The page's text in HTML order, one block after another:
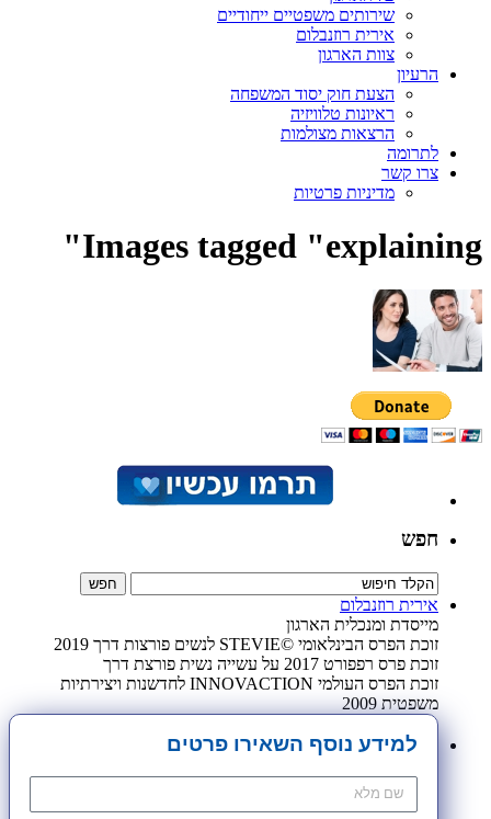
שירותים משפטיים ייחודיים
אירית רוזנבלום
צוות הארגון
הרעיון
הצעת חוק יסוד המשפחה
ראיונות טלוויזיה
הרצאות מצולמות
לתרומה
צרו קשר
מדיניות פרטיות
Images tagged "explaining"
חפש
אירית רוזנבלום
מייסדת ומנכלית הארגון
זוכת הפרס הבינלאומי ©STEVIE לנשים פורצות דרך 2019
זוכת פרס רפפורט 2017 על עשייה נשית פורצת דרך
זוכת הפרס העולמי INNOVACTION לחדשנות ויצירתיות
משפטית 2009
למידע נוסף השאירו פרטים